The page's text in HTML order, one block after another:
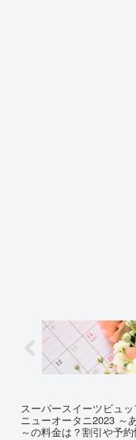
スーパースイーツビュ
ニューオータニ2023 ～
～の料金は？割引や予約